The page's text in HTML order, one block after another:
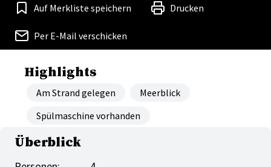
Auf Merkliste speichern Drucken
Per E-Mail verschicken
Highlights
Am Strand gelegen
Meerblick
Spülmaschine vorhanden
Überblick